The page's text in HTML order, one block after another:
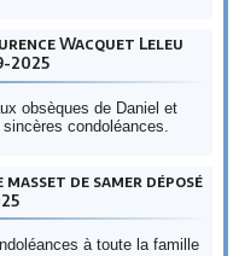
Wacquet Leleu
2025
obsèques de Daniel et
condoléances.
de samer déposé
à toute la famille